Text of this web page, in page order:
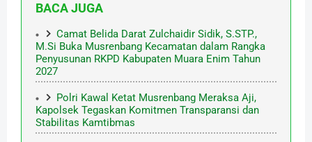
BACA JUGA
Camat Belida Darat Zulchaidir Sidik, S.STP.,
M.Si Buka Musrenbang Kecamatan dalam Rangka
Penyusunan RKPD Kabupaten Muara Enim Tahun
2027
Polri Kawal Ketat Musrenbang Meraksa Aji,
Kapolsek Tegaskan Komitmen Transparansi dan
Stabilitas Kamtibmas